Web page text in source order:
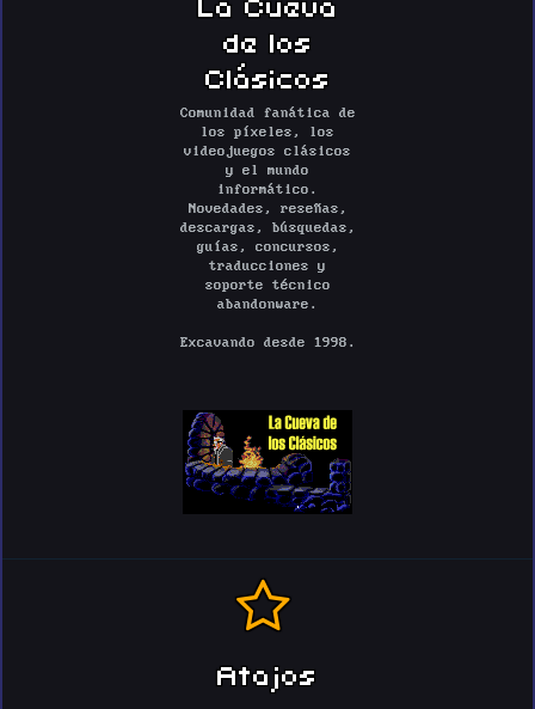
de los
Clásicos
Comunidad fanática de
los píxeles, los
videojuegos clásicos
y el mundo
informático.
Novedades, reseñas,
descargas, búsquedas,
guías, concursos,
traducciones y
soporte técnico
abandonware.
Excavando desde 1998.
Atajos